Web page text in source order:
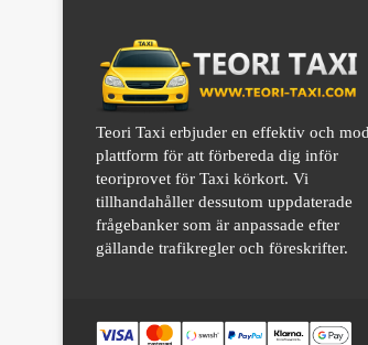
Teori Taxi erbjuder en effektiv och
plattform för att förbereda dig inför
teoriprovet för Taxi körkort. Vi
tillhandahåller dessutom uppdaterade
frågebanker som är anpassade efter
gällande trafikregler och föreskrifter.